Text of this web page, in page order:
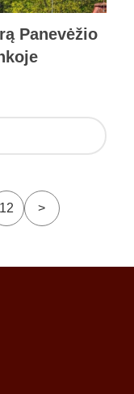
Panevėžio
12 >